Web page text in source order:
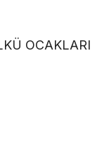
OCAKLARI